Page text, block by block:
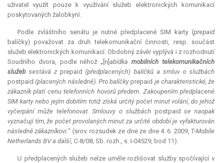
uživatel využít pouze k využívání služeb elektronických komunikací
poskytovaných žalobkyní.
Podle zvláštního senátu je nutné předplacené SIM karty (prepaid
balíčky) považovat za druh telekomunikační činnosti, resp. součást
služeb elektronických komunikací. Obdobný závěr vyplývá i z rozhodnutí
Soudního dvora, podle něhož „[n]abídkamobilních telekomunikačních
služebsestává zprepaid(předplacených) balíčků a smluv o službách
postpaid(placených následně). Pro balíčkyprepaid je charakteristické, že
zákazník platí cenu telefonních hovorů předem. Zakoupením předplacené
SIM karty nebo jejím dobitím totiž získá určitý počet minut volání, do jehož
vyčerpání může telefonovat. Smlouvy o službách postpaidse naopak
vyznačují tím, že počet provolaných minut za určité období je vyfakturován
následně zákazníkovi.“ (srov. rozsudek ze dne ze dne 4. 6. 2009, T-Mobile
Netherlands BV a další, C-8/08, Sb. rozh., s. I-04529, bod 11).
U předplacených služeb nelze uměle rozlišovat služby spočívající v